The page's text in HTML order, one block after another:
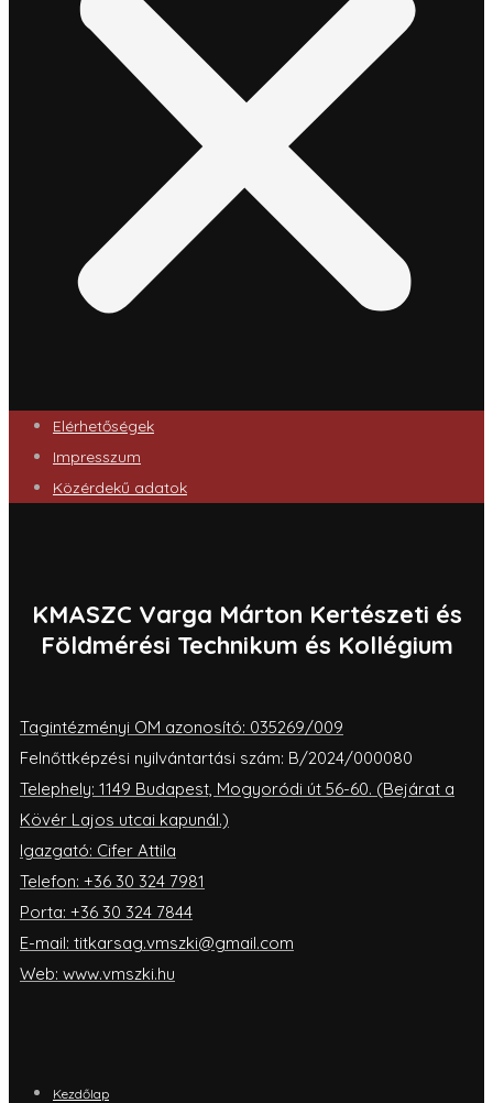
Elérhetőségek
Impresszum
Közérdekű adatok
KMASZC Varga Márton Kertészeti és
Földmérési Technikum és Kollégium
Tagintézményi OM azonosító: 035269/009
Felnőttképzési nyilvántartási szám: B/2024/000080
Telephely: 1149 Budapest, Mogyoródi út 56-60. (Bejárat a
Kövér Lajos utcai kapunál.)
Igazgató: Cifer Attila
Telefon: +36 30 324 7981
Porta: +36 30 324 7844
E-mail: titkarsag.vmszki@gmail.com
Web: www.vmszki.hu
Kezdőlap